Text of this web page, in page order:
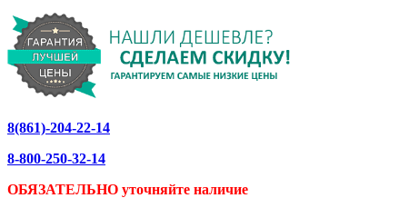
8(861)-204-22-14
8-800-250-32-14
ОБЯЗАТЕЛЬНО уточняйте наличие